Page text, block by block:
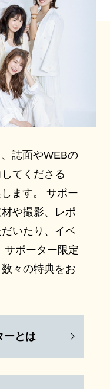
誌面やWEBの
てくださる
ます。 サポー
や撮影、レポ
いたり、イベ
サポーター限定
々の特典をお
ーとは